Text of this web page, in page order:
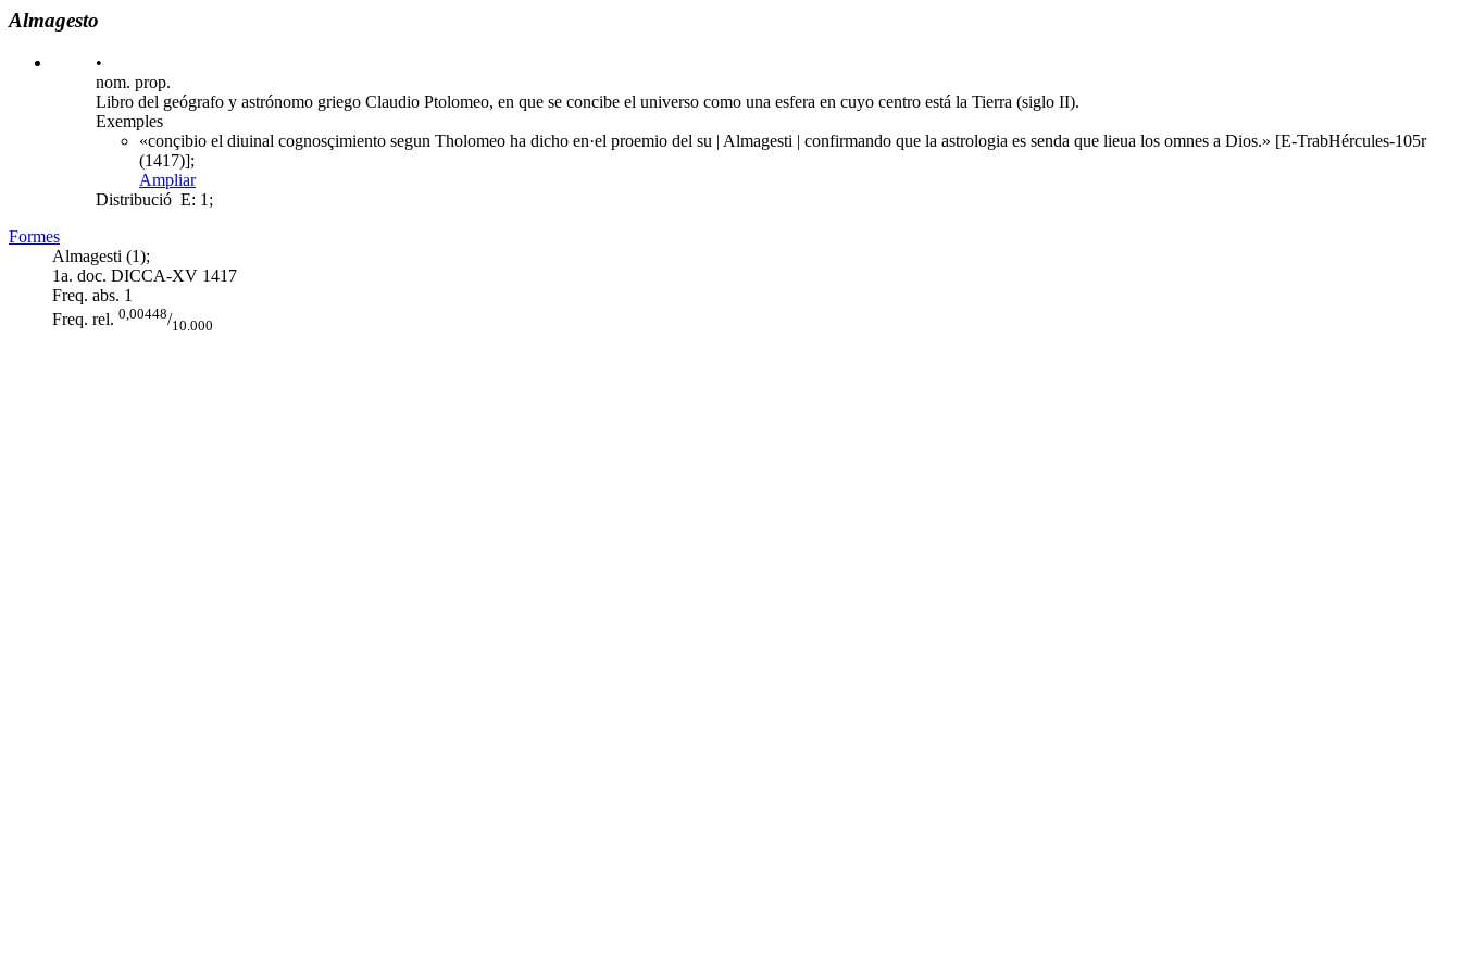
Almagesto
•
nom. prop.
Libro del geógrafo y astrónomo griego Claudio Ptolomeo, en que se concibe el universo como una esfera en cuyo centro está la Tierra (siglo II).
Exemples
«conçibio el diuinal cognosçimiento segun Tholomeo ha dicho en·el proemio del su | Almagesti | confirmando que la astrologia es senda que lieua los omnes a Dios.» [E-TrabHércules-105r
(1417)];
Ampliar
Distribució E: 1;
Formes
Almagesti (1);
1a. doc. DICCA-XV 1417
Freq. abs. 1
Freq. rel. 0,00448/10.000